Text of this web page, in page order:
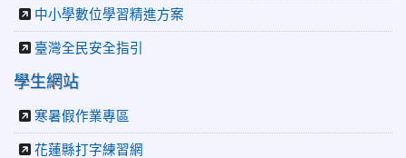
中小學數位學習精進方案
臺灣全民安全指引
學生網站
寒暑假作業專區
花蓮縣打字練習網